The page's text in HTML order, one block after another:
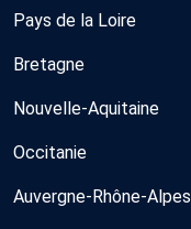
Pays de la Loire
Bretagne
Nouvelle-Aquitaine
Occitanie
Auvergne-Rhône-Alpes